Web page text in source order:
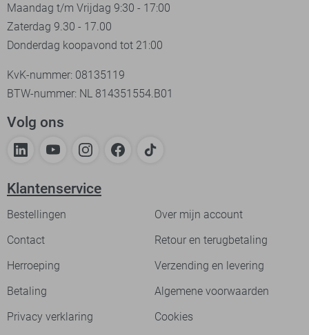
Maandag t/m Vrijdag 9:30 - 17:00
Zaterdag 9.30 - 17.00
Donderdag koopavond tot 21:00
KvK-nummer: 08135119
BTW-nummer: NL 814351554.B01
Volg ons
Klantenservice
Bestellingen
Over mijn account
Contact
Retour en terugbetaling
Herroeping
Verzending en levering
Betaling
Algemene voorwaarden
Privacy verklaring
Cookies